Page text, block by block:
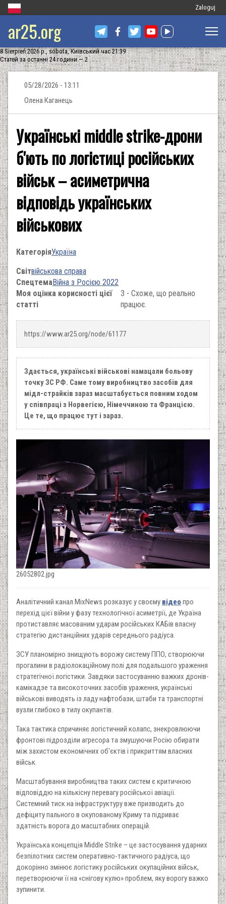
Меню
запису
Zaloguj
ar25.org
8 Sierpień 2026 р., sobota, Київський час 21:39
Статей за останні 24 години — 2
05/28/2026 - 13:11
Олена Каганець
Українські middle strike-дрони
б'ють по логістиці російських
військ – асиметрична
відповідь українських
військових
КатегоріяУкраїна
Світвійськова справа
СпецтемаВійна з Росією 2022
Моя оцінка корисності цієї
статті
3 - Схоже, що реально
працює.
https://www.ar25.org/node/61177
Здається, українські військові намацали больову
точку ЗС РФ. Саме тому виробництво засобів для
мідл-страйків зараз масштабується повним ходом
у співпраці з Норвегією, Німеччиною та Францією.
Це те, що працює тут і зараз.
26052802.jpg
Аналітичний канал MixNews розказує у своєму відео про
перехід цієї війни у фазу технологічної асиметрії, де Україна
протиставляє масованим ударам російських КАБів власну
стратегію дистанційних ударів середнього радіуса.
ЗСУ планомірно знищують ворожу систему ППО, створюючи
прогалини в радіолокаційному полі для подальшого ураження
стратегічної логістики. Завдяки застосуванню важких дронів-
камікадзе та високоточних засобів ураження, українські
військові виводять із ладу нафтобази, штаби та транспортні
вузли глибоко в тилу окупантів.
Така тактика спричиняє логістичний колапс, знекровлюючи
фронтові підрозділи агресора та змушуючи Росію обирати
між захистом економічних об'єктів і прикриттям власних
військ.
Масштабування виробництва таких систем є критичною
відповіддю на кількісну перевагу російської авіації.
Системний тиск на інфраструктуру вже призводить до
дефіциту пального в окупованому Криму та підриває
здатність ворога до масштабних операцій.
Українська концепція Middle Strike – це застосування ударних
безпілотних систем оперативно-тактичного радіуса, що
докорінно змінює логістику російських окупаційних військ,
перетворюючи її на «снігову кулю» проблем, яку ворогу важко
зупинити.